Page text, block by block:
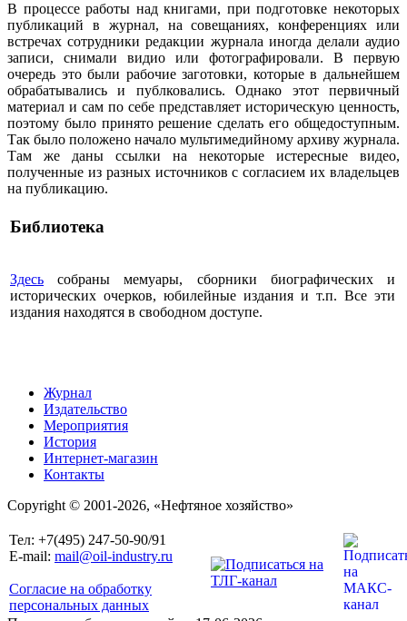
В процессе работы над книгами, при подготовке некоторых
публикаций в журнал, на совещаниях, конференциях или
встречах сотрудники редакции журнала иногда делали аудио
записи, снимали видио или фотографировали. В первую
очередь это были рабочие заготовки, которые в дальнейшем
обрабатывались и публковались. Однако этот первичный
материал и сам по себе представляет историческую ценность,
поэтому было принято решение сделать его общедоступным.
Так было положено начало мультимедийному архиву журнала.
Там же даны ссылки на некоторые истересные видео,
полученные из разных источников с согласием их владельцев
на публикацию.
Библиотека
Здесь собраны мемуары, сборники биографических и
исторических очерков, юбилейные издания и т.п. Все эти
издания находятся в свободном доступе.
Журнал
Издательство
Мероприятия
История
Интернет-магазин
Контакты
Copyright © 2001-2026, «Нефтяное хозяйство»
Тел: +7(495) 247-50-90/91
E-mail: mail@oil-industry.ru
Согласие на обработку
персональных данных